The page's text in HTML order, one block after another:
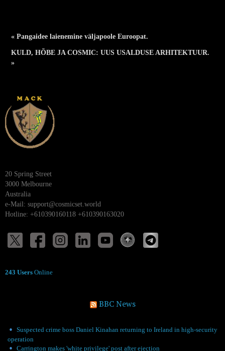
« Pangaidee laienemine väljapoole Euroopat.
KULD, HÕBE JA COSMIC: UUS USALDUSE ARHITEKTUUR.
»
20 Spring Street
3000 Melbourne
Australia
e-Mail: support@cosmicset.world
Hotline: +610390160118 +610390163020
243 Users Online
BBC News
Suspected crime boss Daniel Kinahan returning to Ireland in high-security
operation
Carrington makes 'white privilege' post after ejection